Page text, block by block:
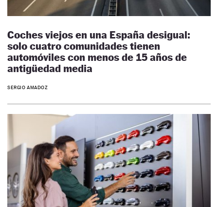
Coches viejos en una España desigual:
solo cuatro comunidades tienen
automóviles con menos de 15 años de
antigüedad media
SERGIO AMADOZ